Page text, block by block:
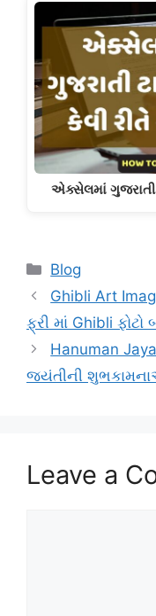
એક્સેલમાં ગુજરાતી
Categories
Blog
Ghibli Art
ફ્રી માં Ghibli ફોટો
Hanuman
જયંતીની
Leave a